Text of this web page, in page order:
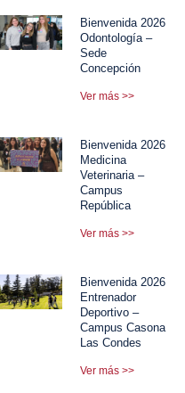
Bienvenida 2026
Odontología –
Sede
Concepción
Ver más >>
Bienvenida 2026
Medicina
Veterinaria –
Campus
República
Ver más >>
Bienvenida 2026
Entrenador
Deportivo –
Campus Casona
Las Condes
Ver más >>